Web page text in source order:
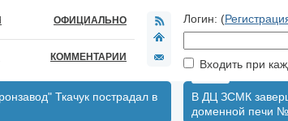
ОФИЦИАЛЬНО
КОММЕНТАРИИ
Логин: (
Входить при
Ткачук пострадал в
В ДЦ ЗСМК
доменной печи